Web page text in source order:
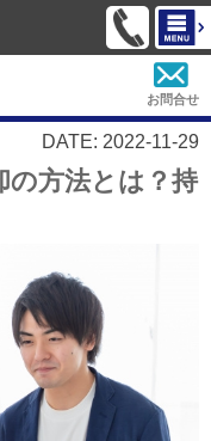
お問合せ
DATE: 2022-11-29
の方法とは？持